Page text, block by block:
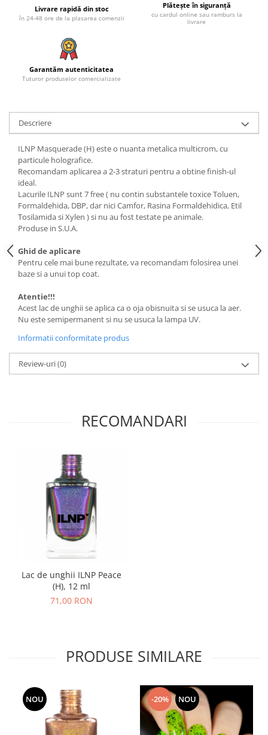
Livrare rapidă din stoc
în 24-48 ore de la plasarea comenzii
Plătește în siguranță
cu cardul online sau ramburs la
livrare
Garantăm autenticitatea
Tuturor produselor comercializate
Descriere
ILNP Masquerade (H) este o nuanta metalica multicrom, cu
particule holografice.
Recomandam aplicarea a 2-3 straturi pentru a obtine finish-ul
ideal.
Lacurile ILNP sunt 7 free ( nu contin substantele toxice Toluen,
Formaldehida, DBP, dar nici Camfor, Rasina Formaldehidica, Etil
Tosilamida si Xylen ) si nu au fost testate pe animale.
Produse in S.U.A.
Ghid de aplicare
Pentru cele mai bune rezultate, va recomandam folosirea unei
baze si a unui top coat.
Atentie!!!
Acest lac de unghii se aplica ca o oja obisnuita si se usuca la aer.
Nu este semipermanent si nu se usuca la lampa UV.
Informatii conformitate produs
Review-uri(0)
RECOMANDARI
Lac de unghii ILNP Peace
(H), 12 ml
71,00 RON
PRODUSE SIMILARE
NOU -20% NOU